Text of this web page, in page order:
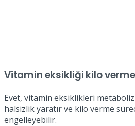
Vitamin eksikliği kilo
Evet, vitamin eksiklikleri
halsizlik yaratır ve kilo verme
engelleyebilir.